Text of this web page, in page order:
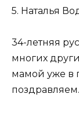
5. Наталья
34-летняя
многих
мамой уже в